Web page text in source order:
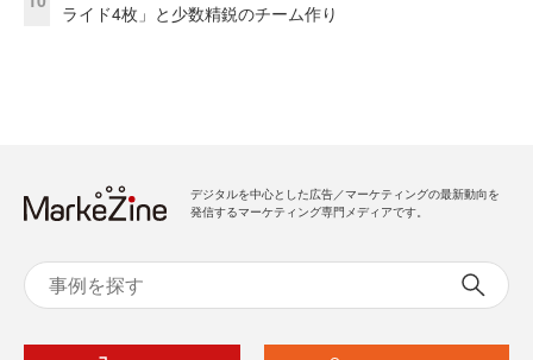
ライド4枚」と少数精鋭のチーム作り
デジタルを中心とした広告／マーケティングの最新動向を
発信するマーケティング専門メディアです。